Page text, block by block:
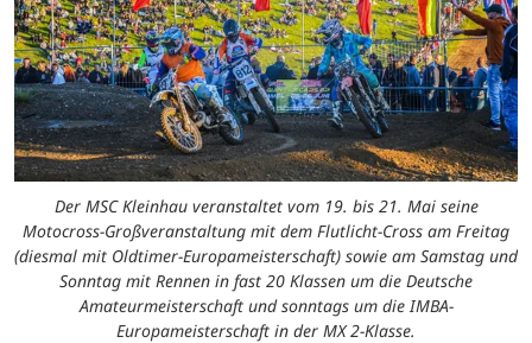
Der MSC Kleinhau veranstaltet vom 19. bis 21. Mai seine
Motocross-Großveranstaltung mit dem Flutlicht-Cross am Freitag
(diesmal mit Oldtimer-Europameisterschaft) sowie am Samstag und
Sonntag mit Rennen in fast 20 Klassen um die Deutsche
Amateurmeisterschaft und sonntags um die IMBA-
Europameisterschaft in der MX 2-Klasse.